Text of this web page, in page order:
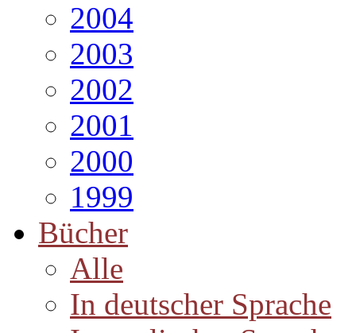
2004
2003
2002
2001
2000
1999
Bücher
Alle
In deutscher Sprache